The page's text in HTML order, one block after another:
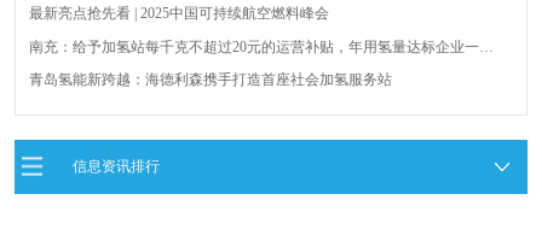
最新亮点抢先看 | 2025中国可持续航空燃料峰会
南充：给予加氢站每千克不超过20元的运营补贴，年用氢量达标企业一次
青岛氢能新跨越：海德利森携手打造首座社会加氢服务站
全球首台套！240吨氢能矿用刚性自卸车联合开发协议签署暨项目阶段开发
荷兰氢能产业联盟到访天德工业装备，与市区相关领导就威海文登区氢能
信息资讯排行